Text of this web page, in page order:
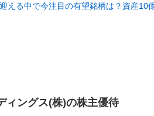
える中で今注目の有望銘柄は？資産10
ィングス(株)の株主優待